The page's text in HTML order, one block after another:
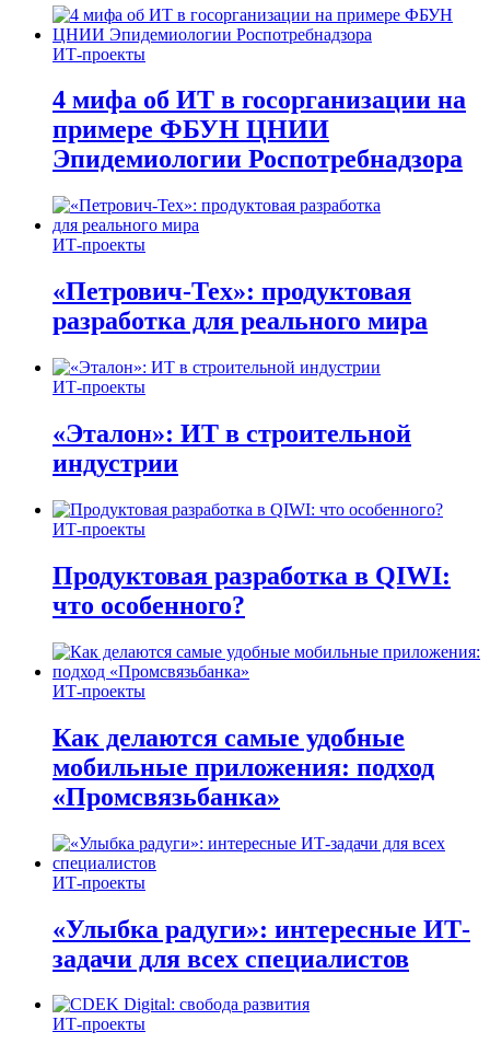
ИТ-проекты
4 мифа об ИТ в госорганизации на
примере ФБУН ЦНИИ
Эпидемиологии Роспотребнадзора
ИТ-проекты
«Петрович-Тех»: продуктовая
разработка для реального мира
ИТ-проекты
«Эталон»: ИТ в строительной
индустрии
ИТ-проекты
Продуктовая разработка в QIWI:
что особенного?
ИТ-проекты
Как делаются самые удобные
мобильные приложения: подход
«Промсвязьбанка»
ИТ-проекты
«Улыбка радуги»: интересные ИТ-
задачи для всех специалистов
ИТ-проекты